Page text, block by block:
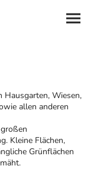
Hausgarten, Wiesen,
allen anderen
Kleine Flächen,
Grünflächen